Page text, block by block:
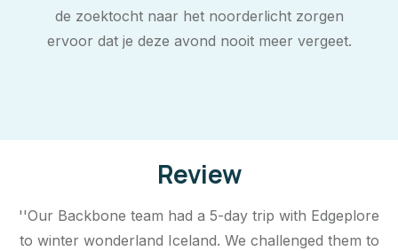
de zoektocht naar het noorderlicht zorgen
ervoor dat je deze avond nooit meer vergeet.
Review
''Our Backbone team had a 5-day trip with Edgeplore
to winter wonderland Iceland. We challenged them to